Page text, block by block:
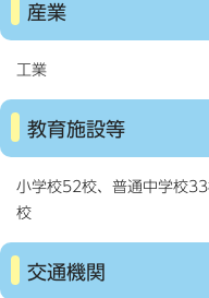
産業
工業
教育施設等
小学校52校、普通中学校
校
交通機関